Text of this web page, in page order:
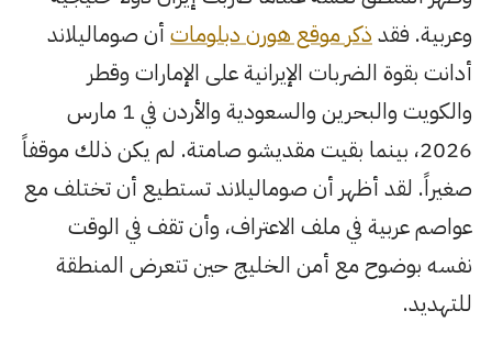
وعربية. فقدذكر موقع هورن دبلومات أن صوماليلاند
أدانت بقوة الضربات الإيرانية على الإمارات وقطر
والكويت والبحرين والسعودية والأردن في 1 مارس
2026، بينما بقيت مقديشو صامتة. لم يكن ذلك موقفاً
صغيراً. لقد أظهر أن صوماليلاند تستطيع أن تختلف مع
عواصم عربية في ملف الاعتراف، وأن تقف في الوقت
نفسه بوضوح مع أمن الخليج حين تتعرض المنطقة
للتهديد.